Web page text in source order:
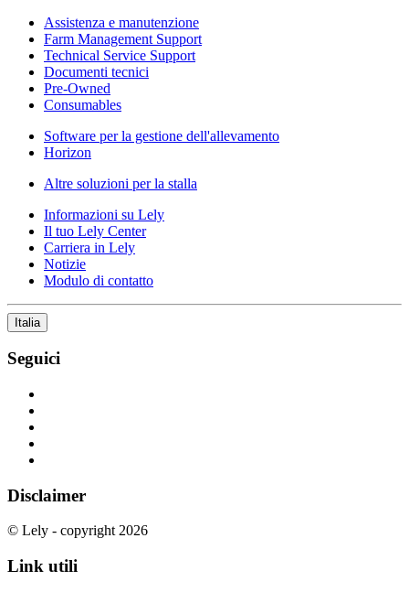
Assistenza e manutenzione
Farm Management Support
Technical Service Support
Documenti tecnici
Pre-Owned
Consumables
Software per la gestione dell'allevamento
Horizon
Altre soluzioni per la stalla
Informazioni su Lely
Il tuo Lely Center
Carriera in Lely
Notizie
Modulo di contatto
Italia
Seguici
Disclaimer
© Lely - copyright 2026
Link utili